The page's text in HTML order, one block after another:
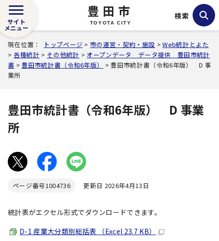
豊田市
TOYOTA CITY
サイト
メニュー
検索
現在位置： トップページ >市の運営・契約・施設 >Web統計とよた
> 各種統計 > その他統計 > オープンデータ データ提供 豊田市統計
書 > 豊田市統計書（令和6年版）
> 豊田市統計書（令和6年版） D 事
業所
豊田市統計書（令和6年版） D 事業
所
ページ番号1004736 更新日 2026年4月13日
統計表がエクセル形式でダウンロードできます。
D-1 産業大分類別総括表 （Excel 23.7 KB）